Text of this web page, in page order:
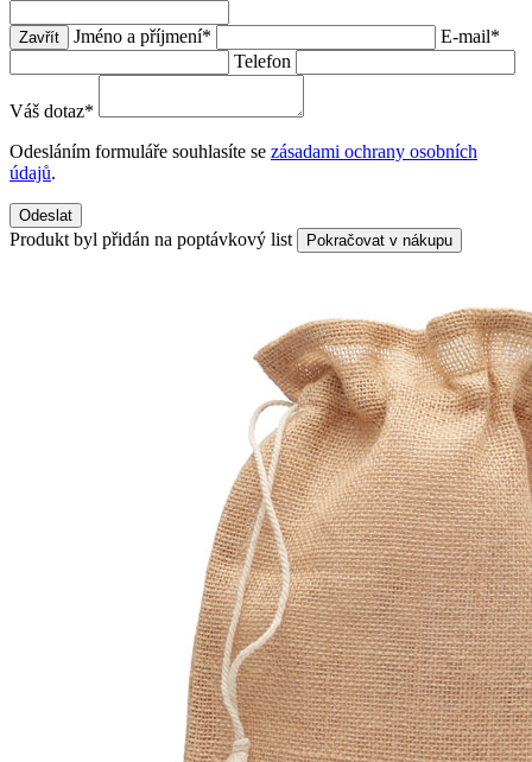
Zavřít Jméno a příjmení* E-mail*
Telefon
Váš dotaz*
Odesláním formuláře souhlasíte se zásadami ochrany osobních
údajů.
Odeslat
Produkt byl přidán na poptávkový list Pokračovat v nákupu